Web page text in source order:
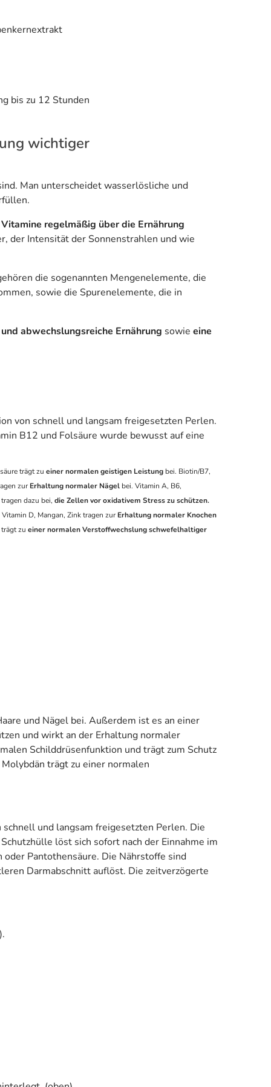
bis zu 12 Stunden
wichtiger
Man unterscheidet wasserlösliche und
Vitamine regelmäßig über die Ernährung
der Intensität der Sonnenstrahlen und wie
die sogenannten Mengenelemente, die
sowie die Spurenelemente, die in
abwechslungsreiche Ernährung sowie eine
von schnell und langsam freigesetzten Perlen.
B12 und Folsäure wurde bewusst auf eine
trägt zu einer normalen geistigen Leistung bei. Biotin/B7,
zur Erhaltung normaler Nägel bei. Vitamin A, B6,
dazu bei, die Zellen vor oxidativem Stress zu schützen.
Vitamin D, Mangan, Zink tragen zur Erhaltung normaler Knochen
zu einer normalen Verstoffwechslung schwefelhaltiger
und Nägel bei. Außerdem ist es an einer
und wirkt an der Erhaltung normaler
Schilddrüsenfunktion und trägt zum Schutz
trägt zu einer normalen
und langsam freigesetzten Perlen. Die
löst sich sofort nach der Einnahme im
Pantothensäure. Die Nährstoffe sind
Darmabschnitt auflöst. Die zeitverzögerte